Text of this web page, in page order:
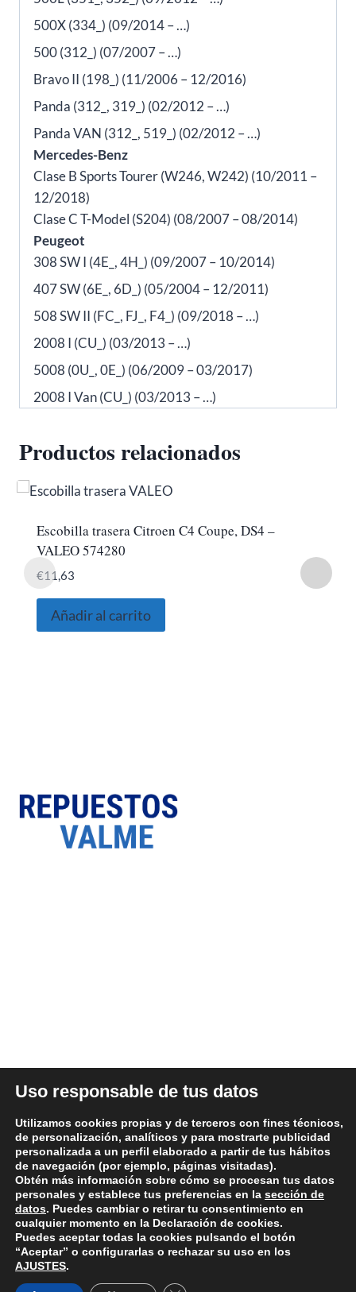
500X (334_) (09/2014 – …)
500 (312_) (07/2007 – …)
Bravo II (198_) (11/2006 – 12/2016)
Panda (312_, 319_) (02/2012 – …)
Panda VAN (312_, 519_) (02/2012 – …)
Mercedes-Benz
Clase B Sports Tourer (W246, W242) (10/2011 –
12/2018)
Clase C T-Model (S204) (08/2007 – 08/2014)
Peugeot
308 SW I (4E_, 4H_) (09/2007 – 10/2014)
407 SW (6E_, 6D_) (05/2004 – 12/2011)
508 SW II (FC_, FJ_, F4_) (09/2018 – …)
2008 I (CU_) (03/2013 – …)
5008 (0U_, 0E_) (06/2009 – 03/2017)
2008 I Van (CU_) (03/2013 – …)
Productos relacionados
Escobilla trasera Citroen C4 Coupe, DS4 –
VALEO 574280
€11,63
Añadir al carrito
Política de Privacidad
Política de Cookies
Condiciones generales de compra
Política de devoluciones y reembolsos
Uso responsable de tus datos
Utilizamos cookies propias y de terceros con fines técnicos,
de personalización, analíticos y para mostrarte publicidad
personalizada a un perfil elaborado a partir de tus hábitos
de navegación (por ejemplo, páginas visitadas).
Obtén más información sobre cómo se procesan tus datos
personales y establece tus preferencias en la sección de
datos. Puedes cambiar o retirar tu consentimiento en
cualquier momento en la Declaración de cookies.
Puedes aceptar todas la cookies pulsando el botón
“Aceptar” o configurarlas o rechazar su uso en los
AJUSTES.